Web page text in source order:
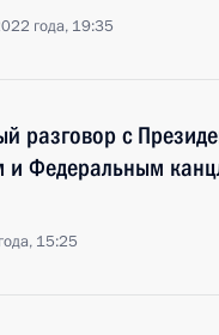
года, 19:35
разговор с
Федеральным
15:25